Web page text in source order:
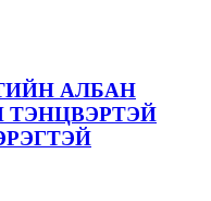
АЛБАН